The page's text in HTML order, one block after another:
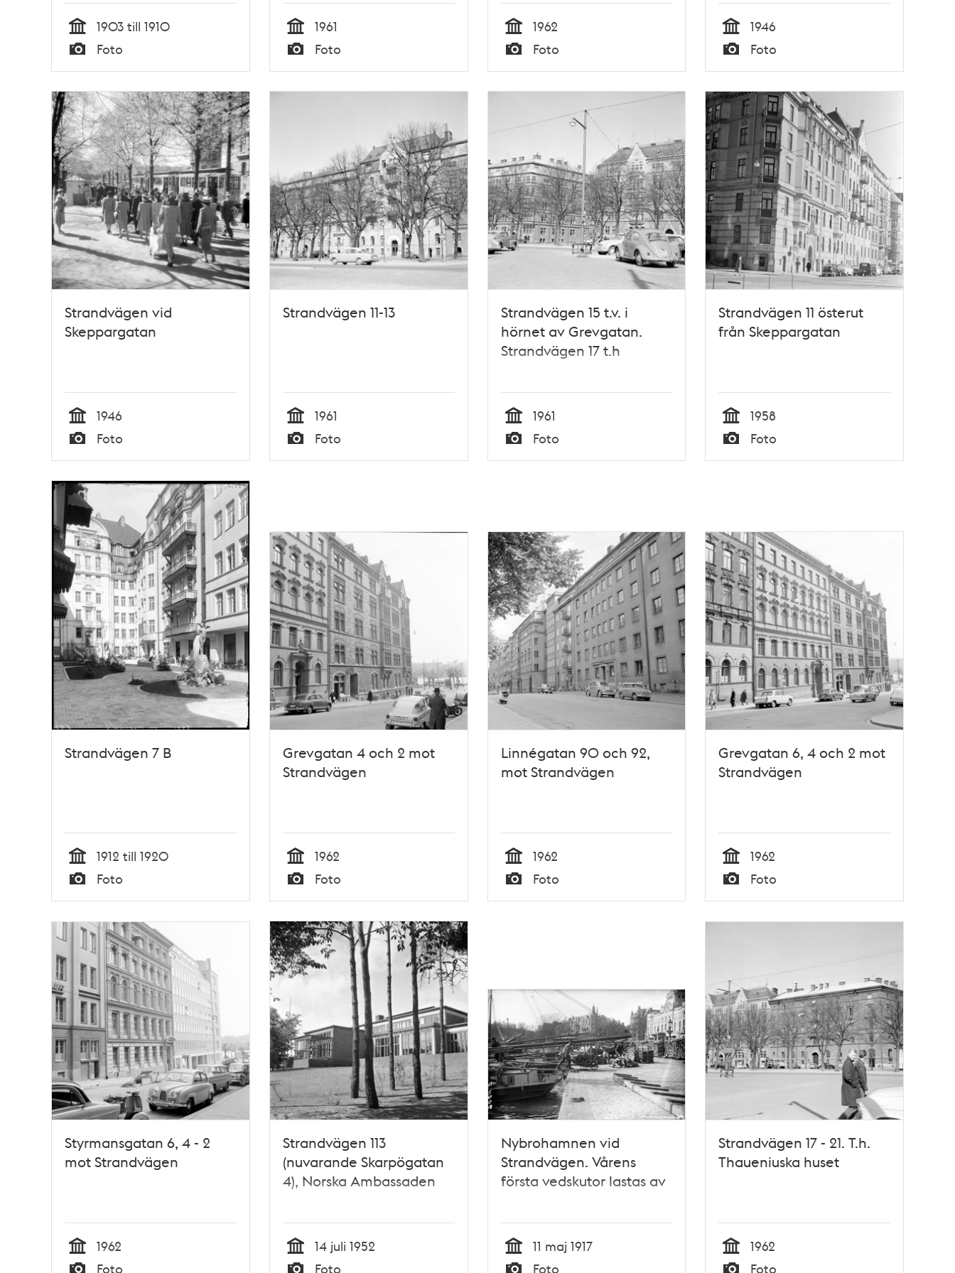
Tid
1903 till 1910
Typ
Foto Tid
1961
Typ
Foto Tid
1962
Typ
Foto Tid
1946
Typ
Foto
Strandvägen vid
Skeppargatan
Tid
1946
Typ
Foto
Strandvägen 11-13
Tid
1961
Typ
Foto
Strandvägen 15 t.v. i
hörnet av Grevgatan.
Strandvägen 17 t.h
Tid
1961
Typ
Foto
Strandvägen 11 österut
från Skeppargatan
Tid
1958
Typ
Foto
Strandvägen 7 B
Tid
1912 till 1920
Typ
Foto
Grevgatan 4 och 2 mot
Strandvägen
Tid
1962
Typ
Foto
Linnégatan 90 och 92,
mot Strandvägen
Tid
1962
Typ
Foto
Grevgatan 6, 4 och 2 mot
Strandvägen
Tid
1962
Typ
Foto
Styrmansgatan 6, 4 - 2
mot Strandvägen
Tid
1962
Foto
Strandvägen 113
(nuvarande Skarpögatan
4), Norska Ambassaden
Tid
14 juli 1952
Foto
Nybrohamnen vid
Strandvägen. Vårens
första vedskutor lastas av
Tid
11 maj 1917
Foto
Strandvägen 17 - 21. T.h.
Thaueniuska huset
Tid
1962
Foto